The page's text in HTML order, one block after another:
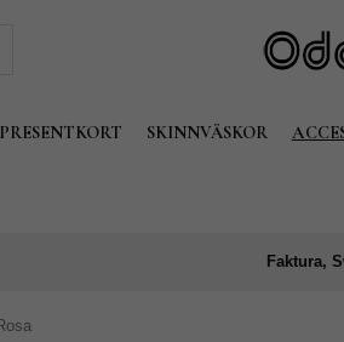
PRESENTKORT SKINNVÄSKOR
Faktura,